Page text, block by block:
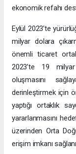
ekonomik refahı
Eylül 2023’te
milyar dolara
önemli ticaret
2023’te 19
oluşmasını
derinleştirmek için
yaptığı ortaklık
yararlanmasını
üzerinden Orta
erişim imkanı